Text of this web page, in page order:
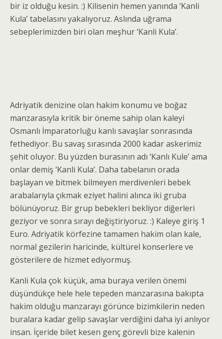
bir iz olduğu kesin. :) Kilisenin hemen yanında ‘Kanli
Kula’ tabelasını yakalıyoruz. Aslında uğrama
sebeplerimizden biri olan meşhur ‘Kanli Kula’.
Adriyatik denizine olan hakim konumu ve boğaz
manzarasıyla kritik bir öneme sahip olan kaleyi
Osmanlı İmparatorluğu kanlı savaşlar sonrasında
fethediyor. Bu savaş sırasında 2000 kadar askerimiz
şehit oluyor. Bu yüzden burasının adı ‘Kanlı Kule’ ama
onlar demiş ‘Kanli Kula’. Daha tabelanın orada
başlayan ve bitmek bilmeyen merdivenleri bebek
arabalarıyla çıkmak eziyet halini alınca iki gruba
bölünüyoruz. Bir grup bebekleri bekliyor diğerleri
geziyor ve sonra sırayı değiştiriyoruz. :) Kaleye giriş 1
Euro. Adriyatik körfezine tamamen hakim olan kale,
normal gezilerin haricinde, kültürel konserlere ve
gösterilere de hizmet ediyormuş.
Kanli Kula çok küçük, ama buraya verilen önemi
düşündükçe hele hele tepeden manzarasına bakıpta
hakim olduğu manzarayı görünce bizimkilerin neden
buralara kadar gelip savaşlar verdiğini daha iyi anlıyor
insan. İçeride bilet kesen genç görevli bize kalenin